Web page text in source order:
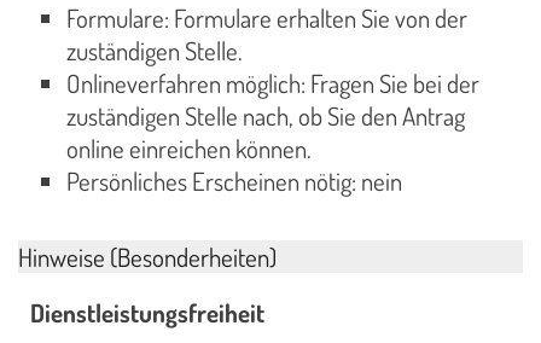
Formulare: Formulare erhalten Sie von der
zuständigen Stelle.
Onlineverfahren möglich: Fragen Sie bei der
zuständigen Stelle nach, ob Sie den Antrag
online einreichen können.
Persönliches Erscheinen nötig: nein
Hinweise (Besonderheiten)
Dienstleistungsfreiheit